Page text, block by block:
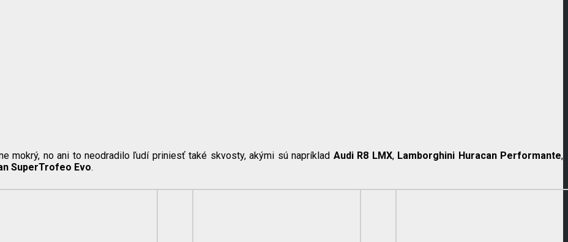
mokrý, no ani to neodradilo ľudí priniesť také skvosty, akými sú napríklad Audi R8 LMX, Lamborghini Huracan Performante,
SuperTrofeo Evo.